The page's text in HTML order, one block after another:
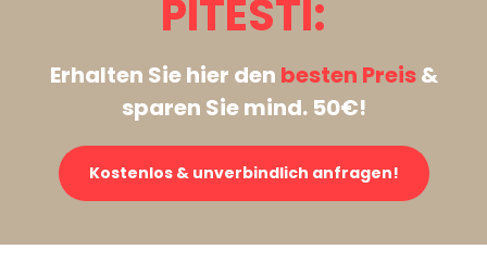
PITESTI:
Erhalten Sie hier den besten Preis&
sparen Sie mind. 50€!
Kostenlos & unverbindlich anfragen!